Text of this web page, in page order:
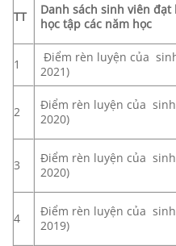
TT
Danh sách sinh viên
học tập các năm học
1
Điểm rèn luyện của
2021)
2
Điểm rèn luyện của sinh
2020)
3
Điểm rèn luyện của sinh
2020)
4
Điểm rèn luyện của sinh
2019)